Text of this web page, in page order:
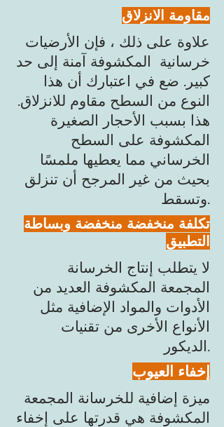
مقاومة الانزلاق
علاوة على ذلك ، فإن الأرضيات
خرسانية المكشوفة آمنة إلى حد
كبير. ضع في اعتبارك أن هذا
النوع من السطح مقاوم للانزلاق.
هذا بسبب الأحجار الصغيرة
المكشوفة على السطح
الخرساني مما يعطيها ملمسًا
بحيث من غير المرجح أن تنزلق
وتسقط.
تكلفة منخفضة منخفضة وبساطة
التطبيق
لا يتطلب إنتاج الخرسانة
المجمعة المكشوفة العديد من
الأدوات والمواد الإضافية مثل
الأنواع الأخرى من تقنيات
الديكور.
إخفاء العيوب
ميزة إضافية للخرسانة المجمعة
المكشوفة هي قدرتها على إخفاء